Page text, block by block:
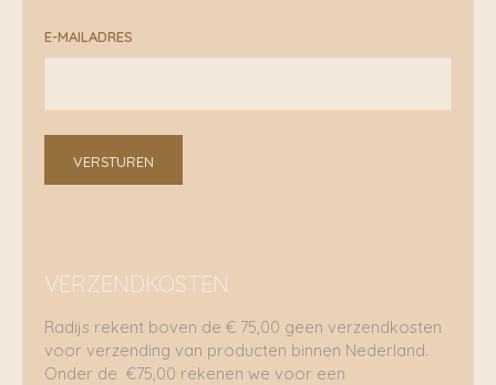
E-MAILADRES
VERSTUREN
VERZENDKOSTEN
Radijs rekent boven de € 75,00 geen verzendkosten
voor verzending van producten binnen Nederland.
Onder de €75,00 rekenen we voor een